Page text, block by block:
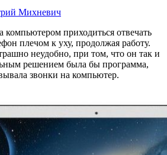
Михневич
компьютером приходиться отвечать
плечом к уху, продолжая работу.
неудобно, при том, что он так и
решением была бы программа,
звонки на компьютер.